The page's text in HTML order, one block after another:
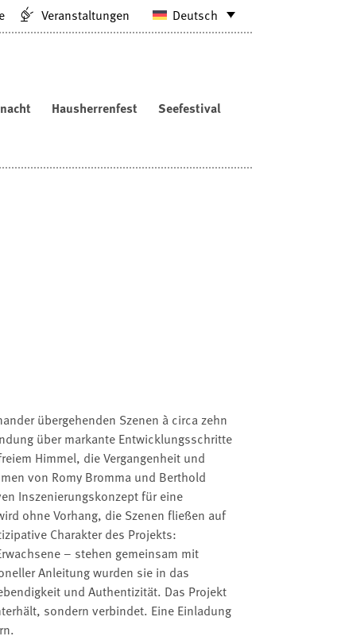
Deutsch
Veranstaltungen
Hausherrenfest Seefestival
übergehenden Szenen à circa zehn
über markante Entwicklungsschritte
Himmel, die Vergangenheit und
von Romy Bromma und Berthold
Inszenierungskonzept für eine
ohne Vorhang, die Szenen fließen auf
Charakter des Projekts:
– stehen gemeinsam mit
Anleitung wurden sie in das
und Authentizität. Das Projekt
sondern verbindet. Eine Einladung